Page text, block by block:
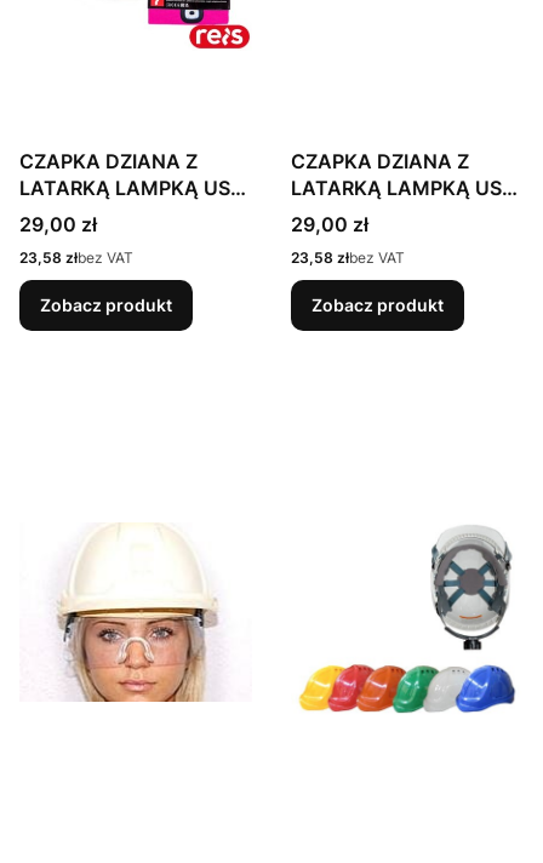
CZAPKA DZIANA Z
LATARKĄ LAMPKĄ USB
LED REIS CZLED
Cena
29,00 zł
Cena
23,58 złbez VAT
Zobacz produkt
CZAPKA DZIANA Z
LATARKĄ LAMPKĄ USB
LED POLSTAR CHAPLIN
Cena
29,00 zł
Cena
23,58 złbez VAT
Zobacz produkt